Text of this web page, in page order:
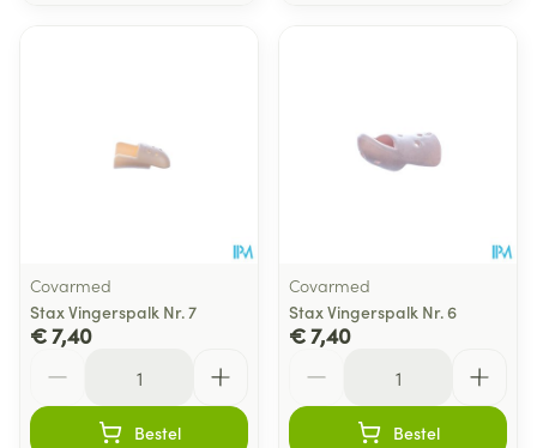
Covarmed
Stax Vingerspalk Nr. 7
€ 7,40
Bestel
Covarmed
Stax Vingerspalk Nr. 6
€ 7,40
Bestel